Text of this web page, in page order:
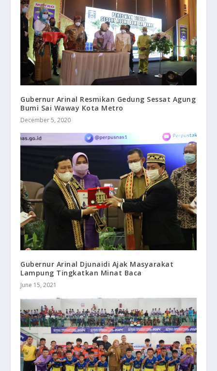
Gubernur Arinal Resmikan Gedung Sessat Agung
Bumi Sai Waway Kota Metro
December 5, 2020
Gubernur Arinal Djunaidi Ajak Masyarakat
Lampung Tingkatkan Minat Baca
June 15, 2021